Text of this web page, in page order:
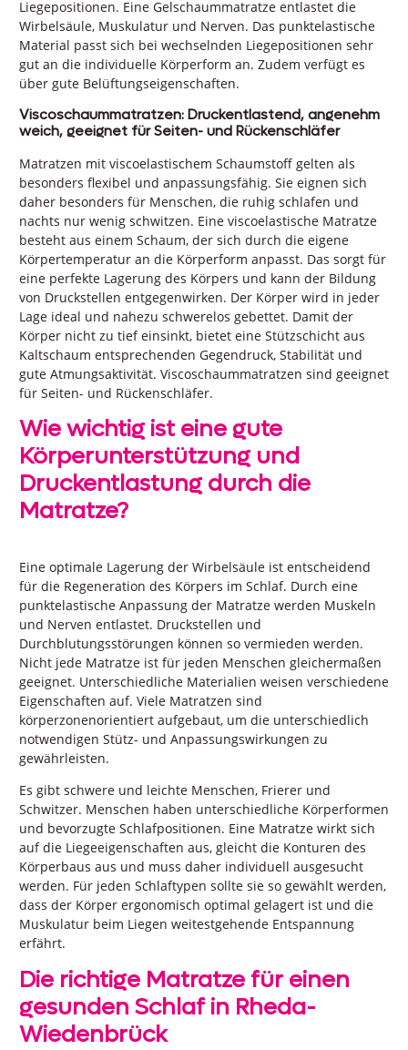
Liegepositionen. Eine Gelschaummatratze entlastet die
Wirbelsäule, Muskulatur und Nerven. Das punktelastische
Material passt sich bei wechselnden Liegepositionen sehr
gut an die individuelle Körperform an. Zudem verfügt es
über gute Belüftungseigenschaften.
Viscoschaummatratzen: Druckentlastend, angenehm
weich, geeignet für Seiten- und Rückenschläfer
Matratzen mit viscoelastischem Schaumstoff gelten als
besonders flexibel und anpassungsfähig. Sie eignen sich
daher besonders für Menschen, die ruhig schlafen und
nachts nur wenig schwitzen. Eine viscoelastische Matratze
besteht aus einem Schaum, der sich durch die eigene
Körpertemperatur an die Körperform anpasst. Das sorgt für
eine perfekte Lagerung des Körpers und kann der Bildung
von Druckstellen entgegenwirken. Der Körper wird in jeder
Lage ideal und nahezu schwerelos gebettet. Damit der
Körper nicht zu tief einsinkt, bietet eine Stützschicht aus
Kaltschaum entsprechenden Gegendruck, Stabilität und
gute Atmungsaktivität. Viscoschaummatratzen sind geeignet
für Seiten- und Rückenschläfer.
Wie wichtig ist eine gute
Körperunterstützung und
Druckentlastung durch die
Matratze?
Eine optimale Lagerung der Wirbelsäule ist entscheidend
für die Regeneration des Körpers im Schlaf. Durch eine
punktelastische Anpassung der Matratze werden Muskeln
und Nerven entlastet. Druckstellen und
Durchblutungsstörungen können so vermieden werden.
Nicht jede Matratze ist für jeden Menschen gleichermaßen
geeignet. Unterschiedliche Materialien weisen verschiedene
Eigenschaften auf. Viele Matratzen sind
körperzonenorientiert aufgebaut, um die unterschiedlich
notwendigen Stütz- und Anpassungswirkungen zu
gewährleisten.
Es gibt schwere und leichte Menschen, Frierer und
Schwitzer. Menschen haben unterschiedliche Körperformen
und bevorzugte Schlafpositionen. Eine Matratze wirkt sich
auf die Liegeeigenschaften aus, gleicht die Konturen des
Körperbaus aus und muss daher individuell ausgesucht
werden. Für jeden Schlaftypen sollte sie so gewählt werden,
dass der Körper ergonomisch optimal gelagert ist und die
Muskulatur beim Liegen weitestgehende Entspannung
erfährt.
Die richtige Matratze für einen
gesunden Schlaf in Rheda-
Wiedenbrück